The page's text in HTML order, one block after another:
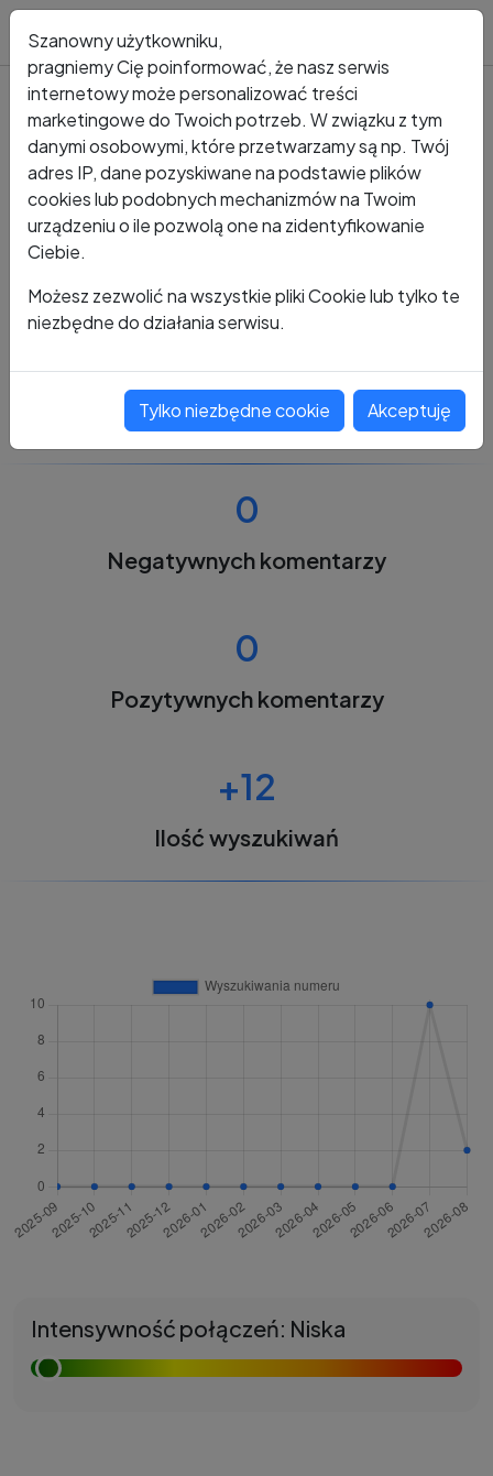
Kto dzwonił? Numer +48 530 412 741
+48 530 412 741
0
Negatywnych komentarzy
0
Pozytywnych komentarzy
+12
Ilość wyszukiwań
Intensywność połączeń: Niska
Szanowny użytkowniku,
pragniemy Cię poinformować, że nasz serwis
internetowy może personalizować treści
marketingowe do Twoich potrzeb. W związku z tym
danymi osobowymi, które przetwarzamy są np. Twój
adres IP, dane pozyskiwane na podstawie plików
cookies lub podobnych mechanizmów na Twoim
urządzeniu o ile pozwolą one na zidentyfikowanie
Ciebie.
Możesz zezwolić na wszystkie pliki Cookie lub tylko te
niezbędne do działania serwisu.
Tylko niezbędne cookie Akceptuję